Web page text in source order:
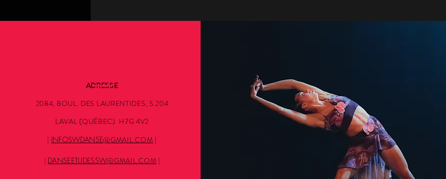
ADRESSE
2084, BOUL. DES LAURENTIDES, S.204
LAVAL (QUÉBEC) H7G 4V2
| INFOSWDANSE@GMAIL.COM |
| DANSEETUDESSW@GMAIL.COM |